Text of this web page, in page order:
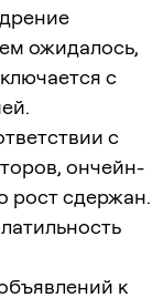
ожидалось,
с
с
ончейн-
рост сдержан.
к